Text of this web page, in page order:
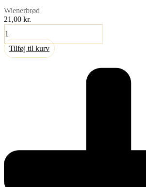
Wienerbrød
21,00 kr.
Tebirkes
antal
Tilføj til kurv